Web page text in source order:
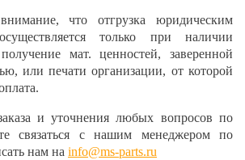
что отгрузка юридическим
только при наличии
мат. ценностей, заверенной
или печати организации, от которой
и уточнения любых вопросов по
связаться с нашим менеджером по
нам на info@ms-parts.ru